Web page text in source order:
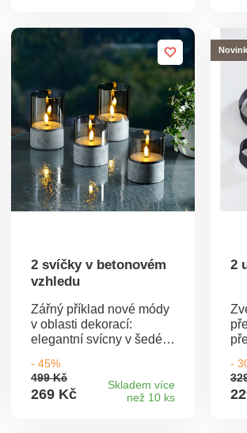
2 svíčky v betonovém
vzhledu
Zářný příklad nové módy
v oblasti dekorací:
elegantní svícny v šedém
skleněným stínítkem -
magické a odolné vůči
počasí. S 6hodinovým
- 45%
499 Kč
269 Kč
Skladem více
než 10 ks
2
-